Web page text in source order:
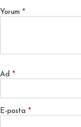
Yorum *
Ad *
E-posta *